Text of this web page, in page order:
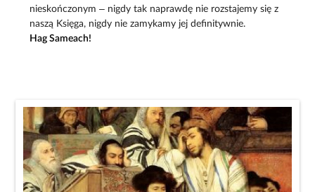
nieskończonym – nigdy tak naprawdę nie rozstajemy się z
naszą Księga, nigdy nie zamykamy jej definitywnie.
Hag Sameach!